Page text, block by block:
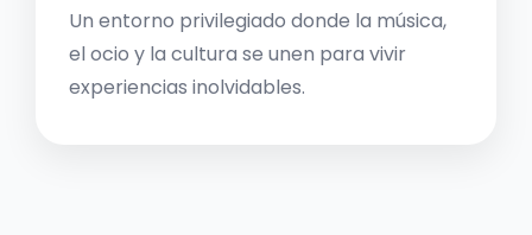
Un entorno privilegiado donde la música,
el ocio y la cultura se unen para vivir
experiencias inolvidables.